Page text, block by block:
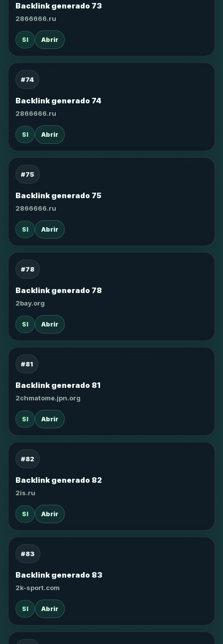
Backlink generado 73
2866666.ru
SI Abrir
#74
Backlink generado 74
2866666.ru
SI Abrir
#75
Backlink generado 75
2866666.ru
SI Abrir
#78
Backlink generado 78
2bay.org
SI Abrir
#81
Backlink generado 81
2chmatome.jpn.org
SI Abrir
#82
Backlink generado 82
2is.ru
SI Abrir
#83
Backlink generado 83
2k-sport.com
SI Abrir